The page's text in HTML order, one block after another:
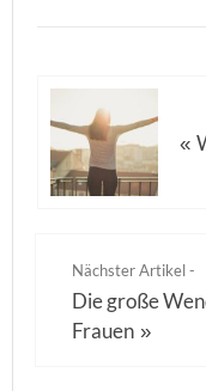
«
Nächster Artikel -
Die große
Frauen »